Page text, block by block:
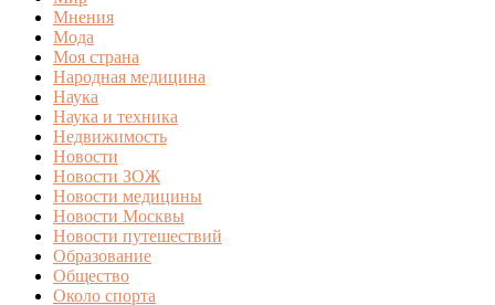
Мнения
Мода
Моя страна
Народная медицина
Наука
Наука и техника
Недвижимость
Новости
Новости ЗОЖ
Новости медицины
Новости Москвы
Новости путешествий
Образование
Общество
Около спорта